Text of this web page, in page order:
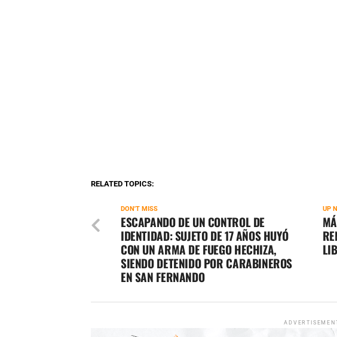
RELATED TOPICS:
UP
DON'T MISS
ESCAPANDO DE UN CONTROL DE
IDENTIDAD: SUJETO DE 17 AÑOS HUYÓ
CON UN ARMA DE FUEGO HECHIZA,
SIENDO DETENIDO POR CARABINEROS
EN SAN FERNANDO